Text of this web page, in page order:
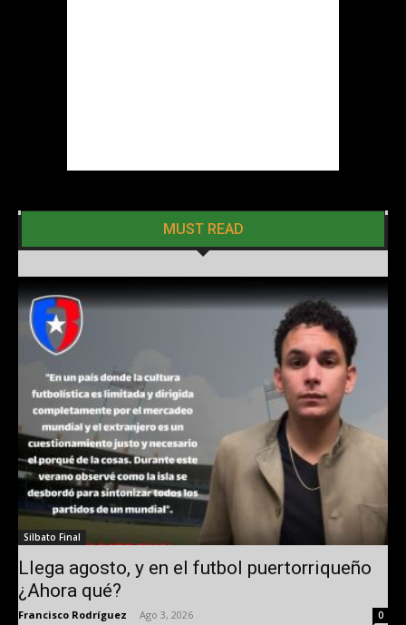
MUST READ
Silbato Final
Llega agosto, y en el futbol puertorriqueño
¿Ahora qué?
Francisco Rodríguez Ago 3, 2026 0